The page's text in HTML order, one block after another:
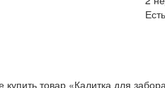
товар «Калитка для